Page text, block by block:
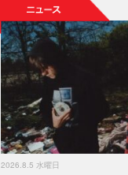
2026.8.5 水曜日